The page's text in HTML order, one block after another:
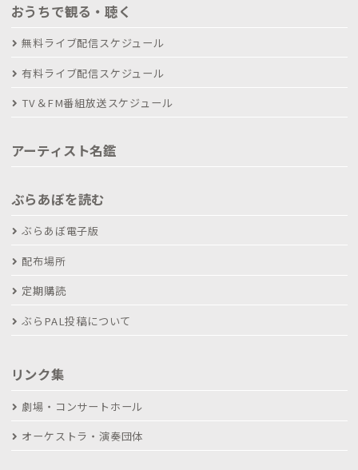
おうちで観る・聴く
無料ライブ配信スケジュール
有料ライブ配信スケジュール
TV＆FM番組放送スケジュール
アーティスト名鑑
ぶらあぼを読む
ぶらあぼ電子版
配布場所
定期購読
ぶらPAL投稿について
リンク集
劇場・コンサートホール
オーケストラ・演奏団体